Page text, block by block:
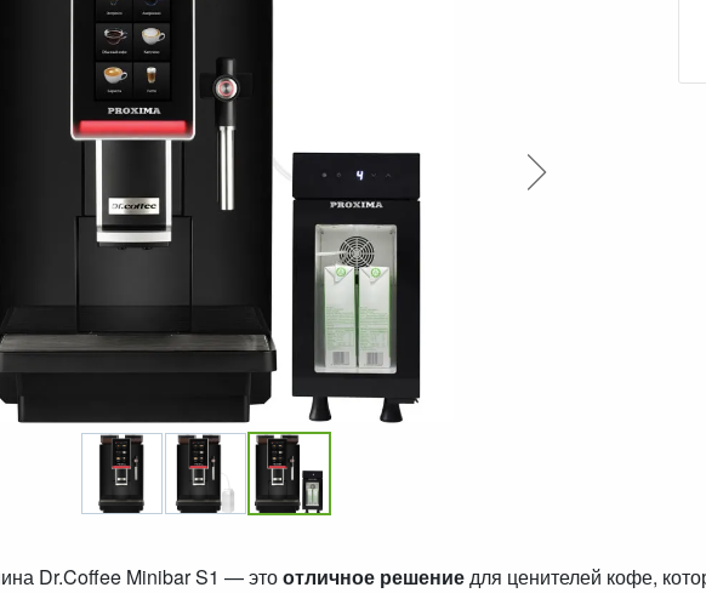
Dr.Coffee Minibar S1 — этоотличное решениедля ценителей кофе,